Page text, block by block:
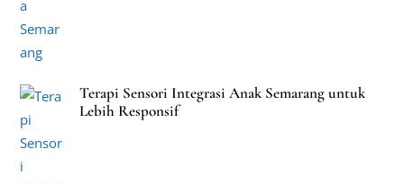
Terapi Sensori Integrasi Anak Semarang untuk
Lebih Responsif